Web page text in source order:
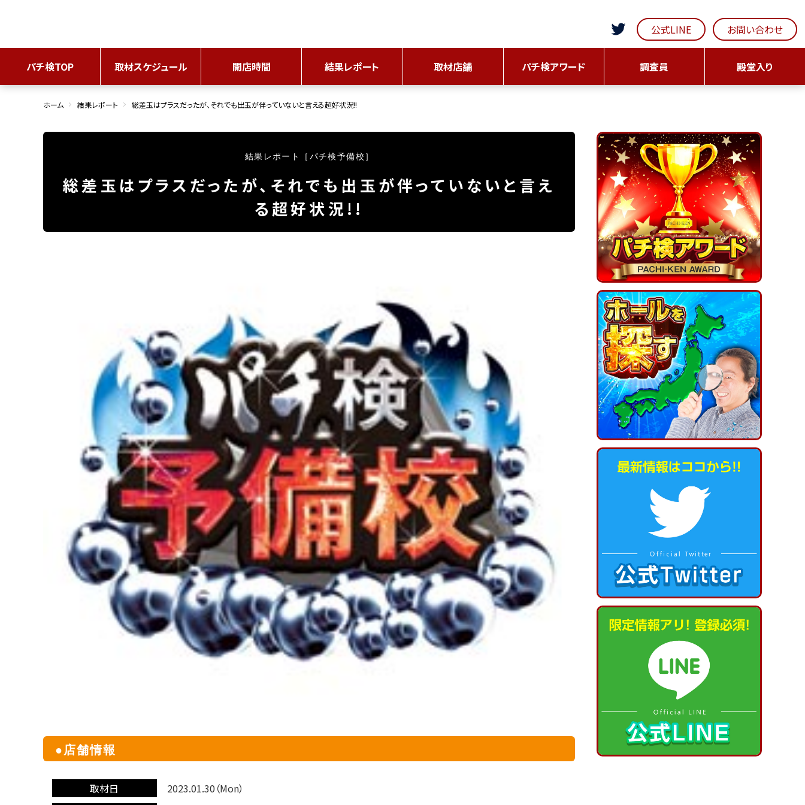
パチ検TOP 取材スケジュール 開店時間 結果レポート 取材店舗 パチ検アワード 調査員 殿堂入り
公式LINE お問い合わせ
ホーム 結果レポート 総差玉はプラスだったが、それでも出玉が伴っていないと言える超好状況!!
結果レポート［パチ検予備校］
総差玉はプラスだったが、それでも出玉が伴っていないと言え
る超好状況!!
●店舗情報
取材日 2023.01.30 （Mon）